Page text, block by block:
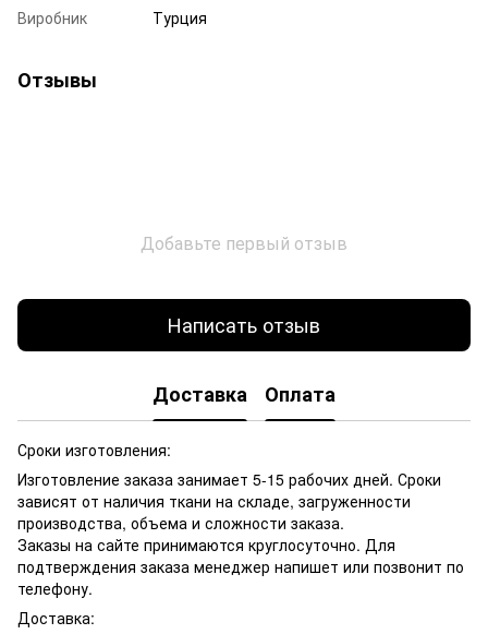
Виробник
Турция
Отзывы
Добавьте первый отзыв
Написать отзыв
Доставка Оплата
Сроки изготовления:
Изготовление заказа занимает 5-15 рабочих дней. Сроки
зависят от наличия ткани на складе, загруженности
производства, объема и сложности заказа.
Заказы на сайте принимаются круглосуточно. Для
подтверждения заказа менеджер напишет или позвонит по
телефону.
Доставка: